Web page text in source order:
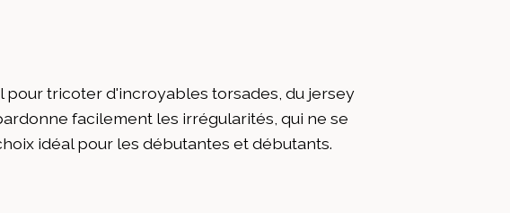
pour tricoter d'incroyables torsades, du jersey
facilement les irrégularités, qui ne se
idéal pour les débutantes et débutants.